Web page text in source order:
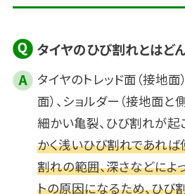
タイヤのひび割れとはど
タイヤのトレッド面（接地面
面）、ショルダー（接地面と
細かい亀裂、ひび割れが起
かく浅いひび割れであれば
割れの範囲、深さなどによ
トの原因になるため、ひび